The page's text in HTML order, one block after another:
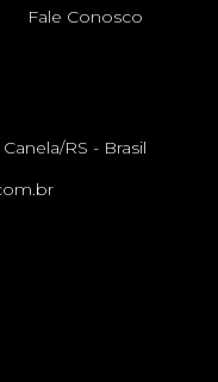
Fale Conosco
RS - Brasil